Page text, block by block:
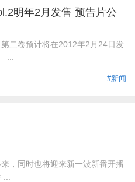
明年2月发售 预告片公
二卷预计将在2012年2月24日发
...
#新闻
，同时也将迎来新一波新番开播